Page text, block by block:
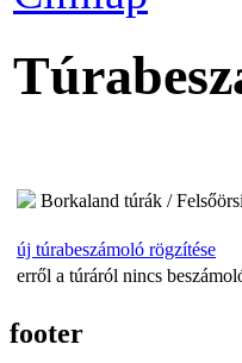
Borkaland túrák /
új túrabeszámoló rögzítése
erről a túráról nincs
footer